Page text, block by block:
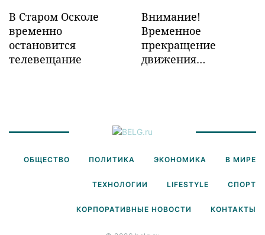
В Старом Осколе
временно
остановится
телевещание
Внимание!
Временное
прекращение
движения
ОБЩЕСТВО ПОЛИТИКА ЭКОНОМИКА В МИРЕ
ТЕХНОЛОГИИ LIFESTYLE СПОРТ
КОРПОРАТИВНЫЕ НОВОСТИ КОНТАКТЫ